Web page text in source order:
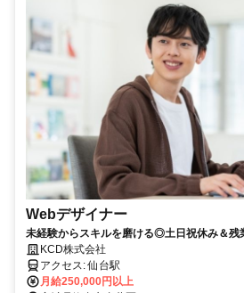
Webデザイナー
未経験からスキルを磨ける◎土日祝休み＆残
迎！成長できる環境でキャリアアップも✨
KCD株式会社
アクセス: 仙台駅
月給250,000円以上